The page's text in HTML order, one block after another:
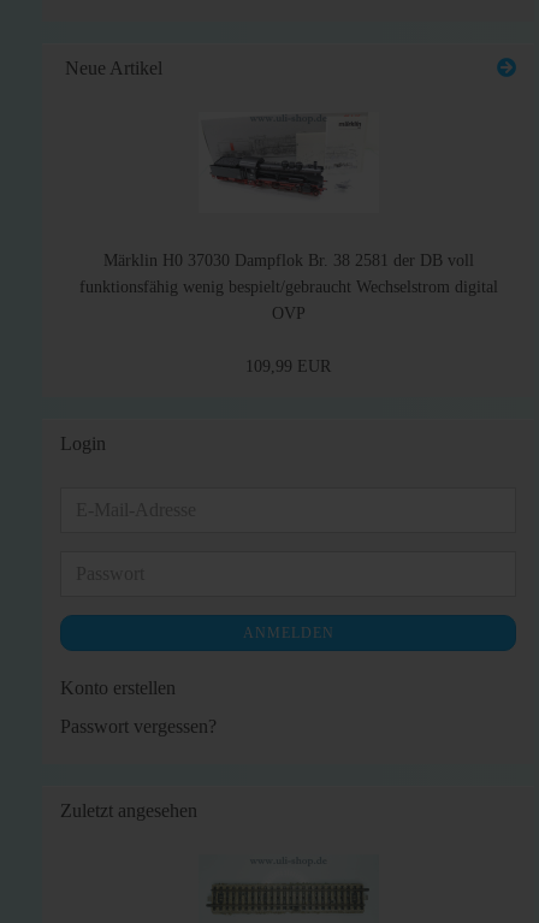
Neue Artikel
Märklin H0 37030 Dampflok Br. 38 2581 der DB voll
funktionsfähig wenig bespielt/gebraucht Wechselstrom digital
OVP
109,99 EUR
Login
ANMELDEN
Konto erstellen
Passwort vergessen?
Zuletzt angesehen